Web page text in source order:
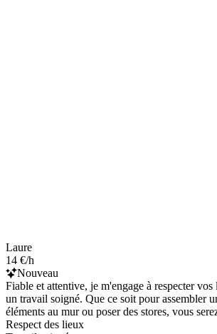
Laure
14 €/h
Nouveau
Fiable et attentive, je m'engage à respecter
un travail soigné. Que ce soit pour assembler
éléments au mur ou poser des stores, vous
Respect des lieux